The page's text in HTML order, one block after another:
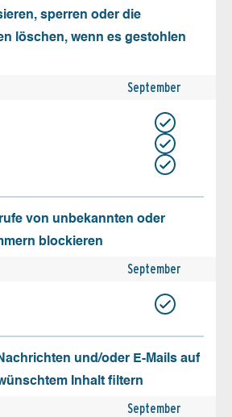
sperren oder die
löschen, wenn es gestohlen
September
von unbekannten oder
blockieren
September
und/oder E-Mails auf
Inhalt filtern
September